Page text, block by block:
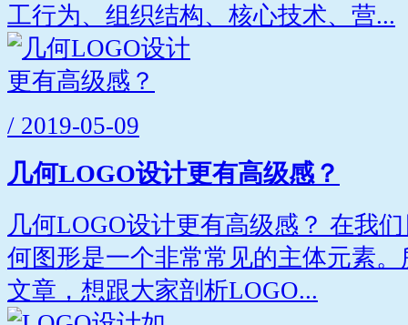
工行为、组织结构、核心技术、营...
/ 2019-05-09
几何LOGO设计更有高级感？
几何LOGO设计更有高级感？ 在我
何图形是一个非常常见的主体元素
文章，想跟大家剖析LOGO...